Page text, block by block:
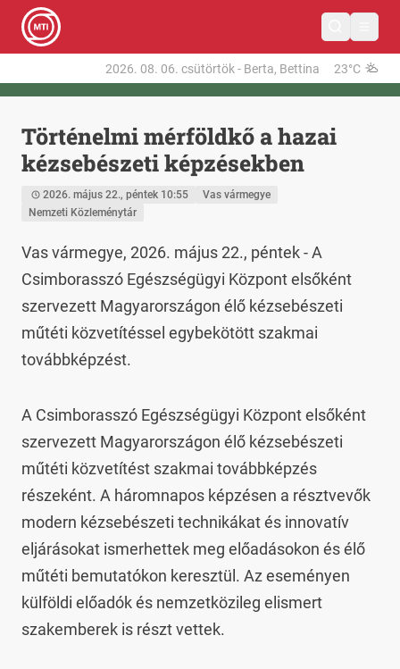
2026. 08. 06. csütörtök- Berta, Bettina 23°C
Történelmi mérföldkő a hazai
kézsebészeti képzésekben
2026. május 22., péntek 10:55
Vas vármegye
Nemzeti Közleménytár
Vas vármegye, 2026. május 22., péntek - A
Csimborasszó Egészségügyi Központ elsőként
szervezett Magyarországon élő kézsebészeti
műtéti közvetítéssel egybekötött szakmai
továbbképzést.
A Csimborasszó Egészségügyi Központ elsőként
szervezett Magyarországon élő kézsebészeti
műtéti közvetítést szakmai továbbképzés
részeként. A háromnapos képzésen a résztvevők
modern kézsebészeti technikákat és innovatív
eljárásokat ismerhettek meg előadásokon és élő
műtéti bemutatókon keresztül. Az eseményen
külföldi előadók és nemzetközileg elismert
szakemberek is részt vettek.